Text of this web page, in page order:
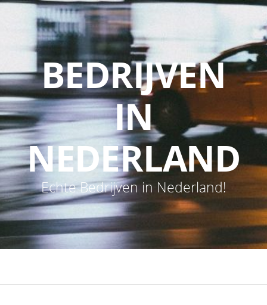
BEDRIJVEN
IN
NEDERLAND
Echte Bedrijven in Nederland!